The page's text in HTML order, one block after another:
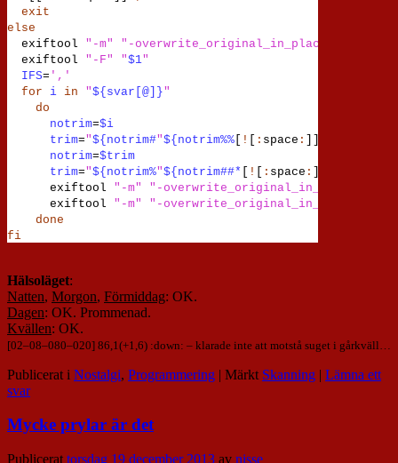
exit
else
exiftool "-m" "-overwrite_original_in_place" "-
exiftool "-F" "$1"
IFS= ','
for
i in "${svar [@]}"
do
notrim=$i
trim="${notrim#"${notrim%% [ ! [ : space : ]]
notrim=$trim
trim="${notrim%"${notrim##* [ ! [ : space : ]]
exiftool "-m" "-overwrite_original_in_place" "-
exiftool "-m" "-overwrite_original_in_place" "-
done
fi
Hälsoläget:
Natten, Morgon, Förmiddag: OK.
Dagen: OK. Prommenad.
Kvällen: OK.
[02–08–080–020] 86,1(+1,6) :down: – klarade inte att motstå suget i gårkväll…
Publicerat i Nostalgi, Programmering | Märkt Skanning | Lämna ett
svar
Mycke prylar är det
Publicerat torsdag 19 december 2013 av nisse